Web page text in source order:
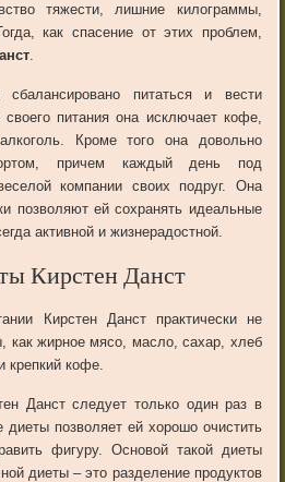
тяжести, лишние килограммы,
как спасение от этих проблем,
.
питаться и вести
питания она исключает кофе,
Кроме того она довольно
причем каждый день под
компании своих подруг. Она
позволяют ей сохранять идеальные
активной и жизнерадостной.
Кирстен Данст
Кирстен Данстпрактически не
как жирное мясо, масло, сахар, хлеб
крепкий кофе.
Данстследует только один раз в
диеты позволяет ей хорошо очистить
фигуру. Основой такой диеты
диеты – это разделение продуктов